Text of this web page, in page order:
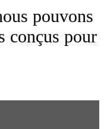
pouvons
conçus pour